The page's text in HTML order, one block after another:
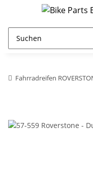
Fahrradreifen